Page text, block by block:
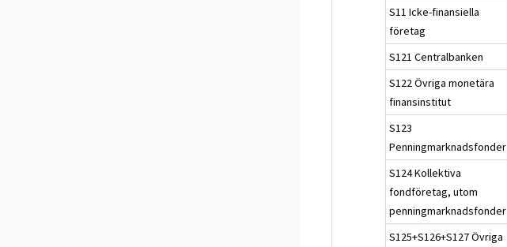
S11 Icke-finansiella
företag
S121 Centralbanken
S122 Övriga monetära
finansinstitut
S123
Penningmarknadsfonder
S124 Kollektiva
fondföretag, utom
penningmarknadsfonder
S125+S126+S127 Övriga